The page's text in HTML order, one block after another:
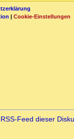
| Cookie-Einstellungen
RSS-Feed dieser